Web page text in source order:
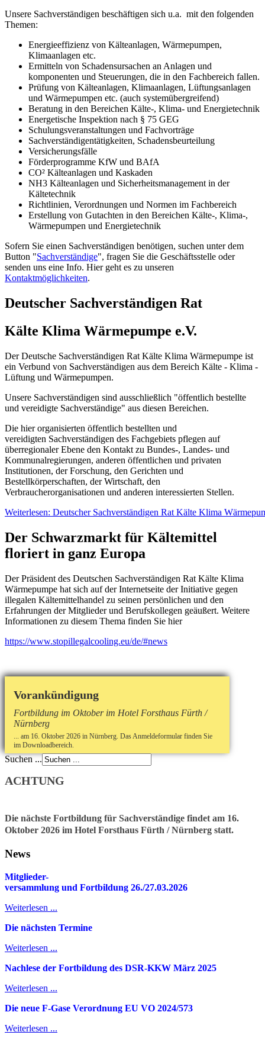
Unsere Sachverständigen beschäftigen sich u.a. mit den folgenden
Themen:
Energieeffizienz von Kälteanlagen, Wärmepumpen,
Klimaanlagen etc.
Ermitteln von Schadensursachen an Anlagen und
komponenten und Steuerungen, die in den Fachbereich fallen.
Prüfung von Kälteanlagen, Klimaanlagen, Lüftungsanlagen
und Wärmepumpen etc. (auch systemübergreifend)
Beratung in den Bereichen Kälte-, Klima- und Energietechnik
Energetische Inspektion nach § 75 GEG
Schulungsveranstaltungen und Fachvorträge
Sachverständigentätigkeiten, Schadensbeurteilung
Versicherungsfälle
Förderprogramme KfW und BAfA
CO² Kälteanlagen und Kaskaden
NH3 Kälteanlagen und Sicherheitsmanagement in der
Kältetechnik
Richtlinien, Verordnungen und Normen im Fachbereich
Erstellung von Gutachten in den Bereichen Kälte-, Klima-,
Wärmepumpen und Energietechnik
Sofern Sie einen Sachverständigen benötigen, suchen unter dem
Button "Sachverständige", fragen Sie die Geschäftsstelle oder
senden uns eine Info. Hier geht es zu unseren
Kontaktmöglichkeiten.
Deutscher Sachverständigen Rat
Kälte Klima Wärmepumpe e.V.
Der Deutsche Sachverständigen Rat Kälte Klima Wärmepumpe ist
ein Verbund von Sachverständigen aus dem Bereich Kälte - Klima -
Lüftung und Wärmepumpen.
Unsere Sachverständigen sind ausschließlich "öffentlich bestellte
und vereidigte Sachverständige" aus diesen Bereichen.
Die hier organisierten öffentlich bestellten und
vereidigten Sachverständigen des Fachgebiets pflegen auf
überregionaler Ebene den Kontakt zu Bundes-, Landes- und
Kommunalregierungen, anderen öffentlichen und privaten
Institutionen, der Forschung, den Gerichten und
Bestellkörperschaften, der Wirtschaft, den
Verbraucherorganisationen und anderen interessierten Stellen.
Weiterlesen: Deutscher Sachverständigen Rat Kälte Klima
Der Schwarzmarkt für Kältemittel
floriert in ganz Europa
Der Präsident des Deutschen Sachverständigen Rat Kälte Klima
Wärmepumpe hat sich auf der Internetseite der Initiative gegen
illegalen Kältemittelhandel zu seinen persönlichen und den
Erfahrungen der Mitglieder und Berufskollegen geäußert. Weitere
Informationen zu diesem Thema finden Sie hier
https://www.stopillegalcooling.eu/de/#news
Vorankündigung
Fortbildung im Oktober im Hotel Forsthaus Fürth /
Nürnberg
... am 16. Oktober 2026 in Nürnberg. Das Anmeldeformular finden Sie
im Downloadbereich.
Suchen ...
ACHTUNG
Die nächste Fortbildung für Sachverständige findet am 16.
Oktober 2026 im Hotel Forsthaus Fürth / Nürnberg statt.
News
Mitglieder-
versammlung und Fortbildung 26./27.03.2026
Weiterlesen ...
Die nächsten Termine
Weiterlesen ...
Nachlese der Fortbildung des DSR-KKW März 2025
Weiterlesen ...
Die neue F-Gase Verordnung EU VO 2024/573
Weiterlesen ...